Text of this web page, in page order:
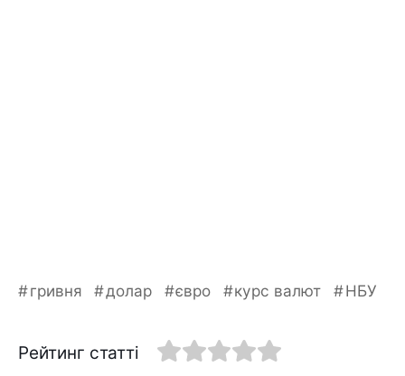
гривня долар євро курс валют НБУ
Рейтинг статті